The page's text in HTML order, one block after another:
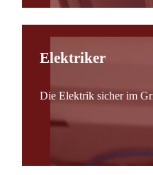
Elektriker
Die Elektrik sicher im